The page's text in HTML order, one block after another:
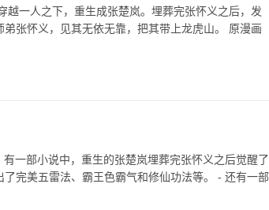
越一人之下，重生成张楚岚。埋葬完张怀义之后，发
张怀义，见其无依无靠，把其带上龙虎山。 原漫画
一部小说中，重生的张楚岚埋葬完张怀义之后觉醒了
完美五雷法、霸王色霸气和修仙功法等。 - 还有一部